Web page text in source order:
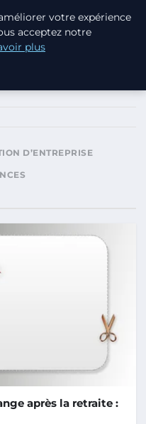
D’ENTREPRISE
après la retraite :
votre expérience
acceptez notre
plus